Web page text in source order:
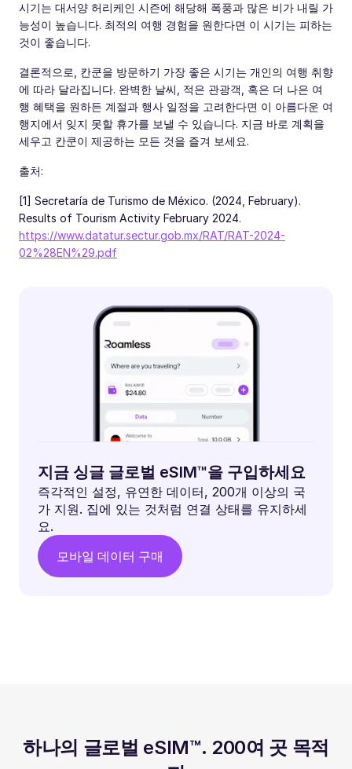
시기는 대서양 허리케인 시즌에 해당해 폭풍과 많은 비가 내릴 가
능성이 높습니다. 최적의 여행 경험을 원한다면 이 시기는 피하는
것이 좋습니다.
결론적으로, 칸쿤을 방문하기 가장 좋은 시기는 개인의 여행 취향
에 따라 달라집니다. 완벽한 날씨, 적은 관광객, 혹은 더 나은 여
행 혜택을 원하든 계절과 행사 일정을 고려한다면 이 아름다운 여
행지에서 잊지 못할 휴가를 보낼 수 있습니다. 지금 바로 계획을
세우고 칸쿤이 제공하는 모든 것을 즐겨 보세요.
출처:
[1] Secretaría de Turismo de México. (2024, February).
Results of Tourism Activity February 2024.
https://www.datatur.sectur.gob.mx/RAT/RAT-2024-
02%28EN%29.pdf
지금 싱글 글로벌 eSIM™을 구입하세요
즉각적인 설정, 유연한 데이터, 200개 이상의 국
가 지원. 집에 있는 것처럼 연결 상태를 유지하세
요.
모바일 데이터 구매
하나의 글로벌 eSIM™. 200여 곳 목적